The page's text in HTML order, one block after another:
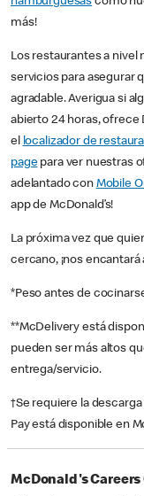
más!
Los restaurantes a nivel
servicios para asegurar
agradable. Averigua si
abierto 24 horas, ofrece
el localizador de
pagepara ver nuestras
adelantado con Mobile
app de McDonald’s!
La próxima vez que
cercano, ¡nos
*Peso antes de
**McDelivery está
pueden ser más altos
entrega/servicio.
†Se requiere la
Pay está disponible en
McDonald's Careers